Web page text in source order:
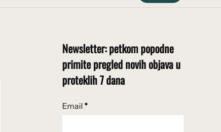
Newsletter: petkom popodne
primite pregled novih objava u
proteklih 7 dana
Email *